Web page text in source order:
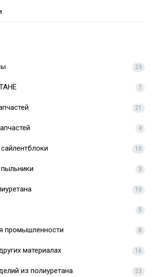
23
7
21
4
10
3
10
5
8
материалах 16
из полиуретана 23